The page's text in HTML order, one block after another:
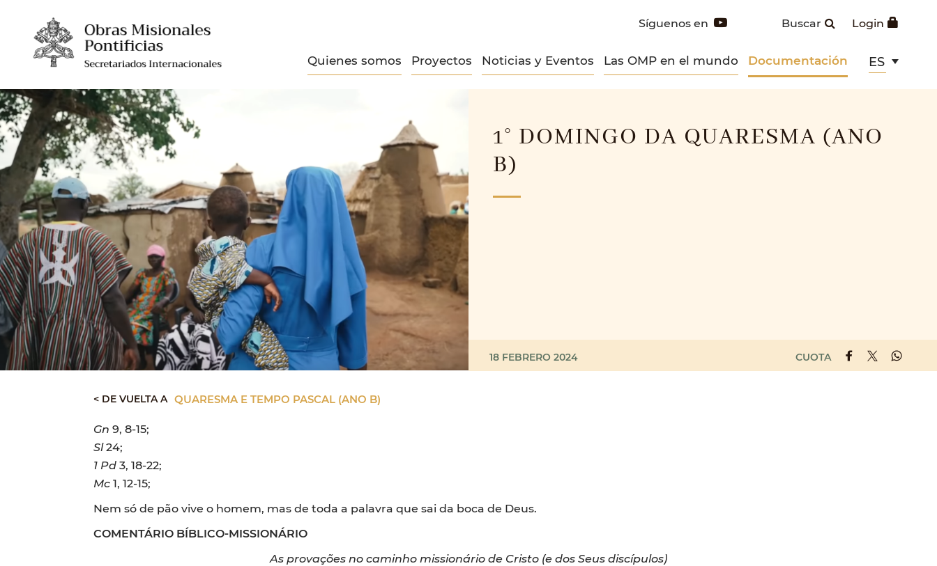
Login
Buscar
Síguenos en
Quienes somos Proyectos Noticias y Eventos Las OMP en el mundo Documentación ES
1° DOMINGO DA QUARESMA (ANO
B)
18 FEBRERO 2024 CUOTA
< DE VUELTA A QUARESMA E TEMPO PASCAL (ANO B)
Gn 9, 8-15;
Sl24;
1 Pd3, 18-22;
Mc1, 12-15;
Nem só de pão vive o homem, mas de toda a palavra que sai da boca de Deus.
COMENTÁRIO BÍBLICO-MISSIONÁRIO
As provações no caminho missionário de Cristo (e dos Seus discípulos)